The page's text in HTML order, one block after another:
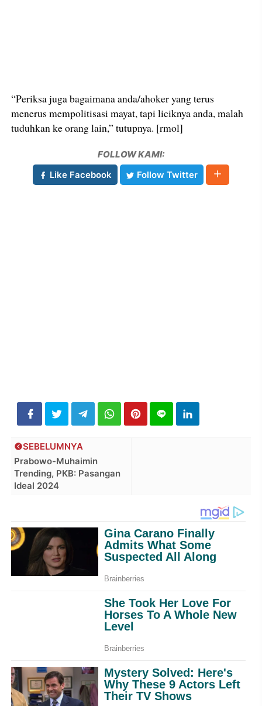
“Periksa juga bagaimana anda/ahoker yang terus
menerus mempolitisasi mayat, tapi liciknya anda, malah
tuduhkan ke orang lain,” tutupnya. [rmol]
FOLLOW KAMI:
Like Facebook
Follow Twitter
SEBELUMNYA
Prabowo-Muhaimin
Trending, PKB: Pasangan
Ideal 2024